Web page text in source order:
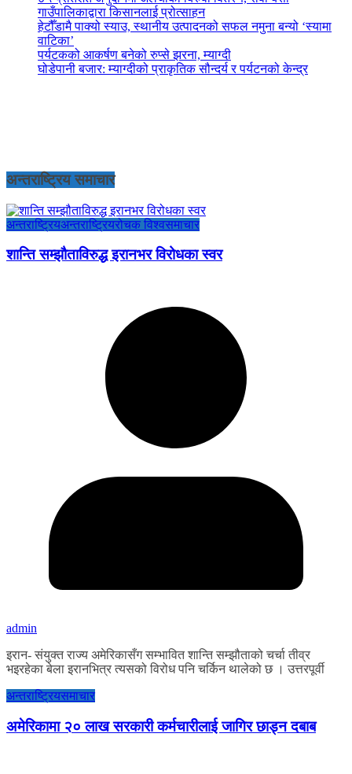
गाउँपालिकाद्वारा किसानलाई प्रोत्साहन
हेटौँडामै पाक्यो स्याउ, स्थानीय उत्पादनको सफल नमुना बन्यो ‘स्यामा
वाटिका’
पर्यटकको आकर्षण बनेको रुप्से झरना, म्याग्दी
घोडेपानी बजार: म्याग्दीको प्राकृतिक सौन्दर्य र पर्यटनको केन्द्र
अन्तराष्ट्रिय समाचार
अन्तराष्ट्रियअन्तराष्ट्रियरोचक विश्वसमाचार
शान्ति सम्झौताविरुद्ध इरानभर विरोधका स्वर
admin
इरान- संयुक्त राज्य अमेरिकासँग सम्भावित शान्ति सम्झौताको चर्चा तीव्र
भइरहेका बेला इरानभित्र त्यसको विरोध पनि चर्किन थालेको छ । उत्तरपूर्वी
अन्तराष्ट्रियसमाचार
अमेरिकामा २० लाख सरकारी कर्मचारीलाई जागिर छाड्न दबाब